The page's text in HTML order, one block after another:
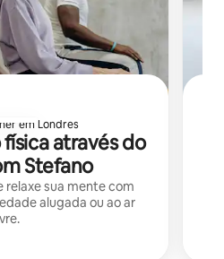
em Londres
através do
Stefano
relaxe sua mente com
alugada ou ao ar